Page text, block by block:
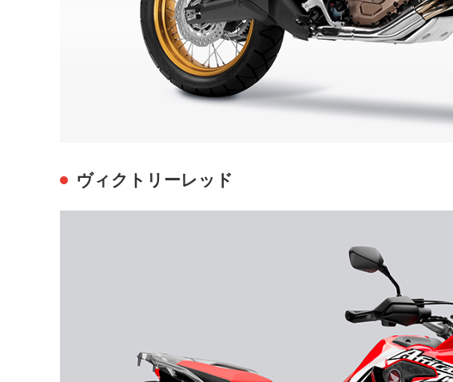
ヴィクトリーレッド